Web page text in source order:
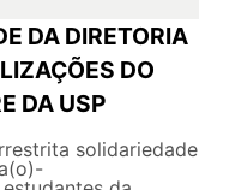
DA DIRETORIA
DO
DA USP
solidariedade